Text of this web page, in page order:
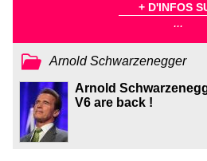
+ D'INFOS
...
Arnold Schwarzenegger
Arnold
V6 are back !